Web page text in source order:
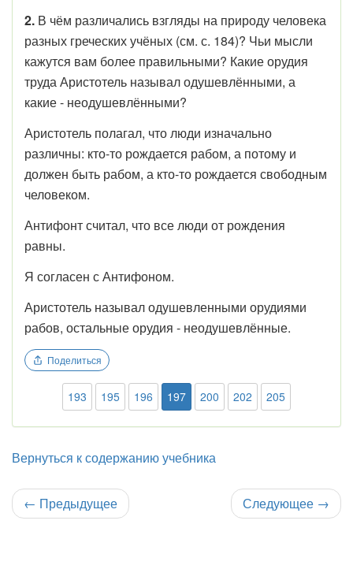
2. В чём различались взгляды на природу человека
разных греческих учёных (см. с. 184)? Чьи мысли
кажутся вам более правильными? Какие орудия
труда Аристотель называл одушевлёнными, а
какие - неодушевлёнными?
Аристотель полагал, что люди изначально
различны: кто-то рождается рабом, а потому и
должен быть рабом, а кто-то рождается свободным
человеком.
Антифонт считал, что все люди от рождения
равны.
Я согласен с Антифоном.
Аристотель называл одушевленными орудиями
рабов, остальные орудия - неодушевлённые.
Поделиться
193 195 196 197 200 202 205
Вернуться к содержанию учебника
← Предыдущее Следующее →